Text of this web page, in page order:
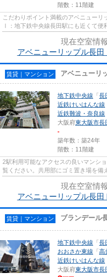
階数：11階建
こだわりポイント満載のアベニュー
Ⅰ：地下鉄中央線長田駅にも近くて便
き場などが揃っており、とても充...
現在空室情
アベニューリップル長
賃貸｜マンション アベニューリ
地下鉄中央線 「長
近鉄けいはんな線
近鉄難波・奈良線
大阪府東大阪市長
-
築年数：築24年
階数：11階建
2駅利用可能なアクセスの良いマンシ
覧ください。共用部にゴミ置き場を備
りするリスクを減らせます。物...
現在空室情
アベニューリップル長
賃貸｜マンション ブランデール
地下鉄中央線 「長
おおさか東線 「高
近鉄けいはんな線
大阪府東大阪市長